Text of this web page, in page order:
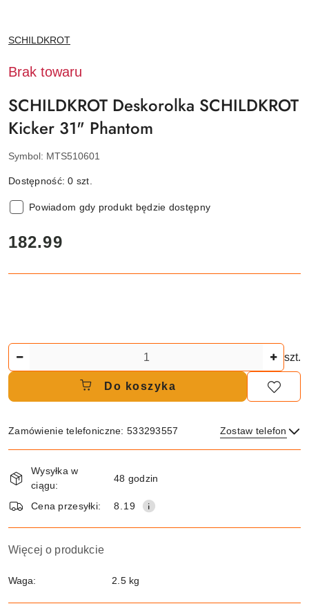
NAZWA
PRODUCENTA:
SCHILDKROT
Brak towaru
SCHILDKROT Deskorolka SCHILDKROT
Kicker 31" Phantom
Symbol: MTS510601
Dostępność:0 szt.
Powiadom gdy produkt będzie dostępny
cena:
182.99
szt.
Do koszyka
Zamówienie telefoniczne: 533293557 Zostaw telefon
i
dostawa
Wysyłka w
ciągu:
48 godzin
Cena przesyłki: 8.19
Więcej o produkcie
Waga: 2.5 kg